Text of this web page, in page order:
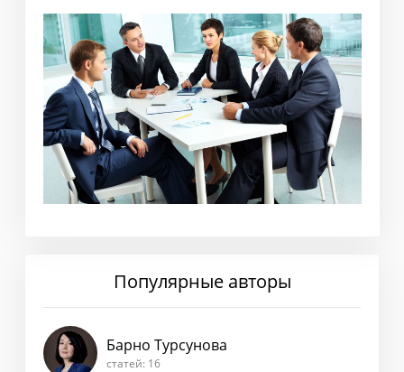
Популярные авторы
Барно Турсунова
статей: 16